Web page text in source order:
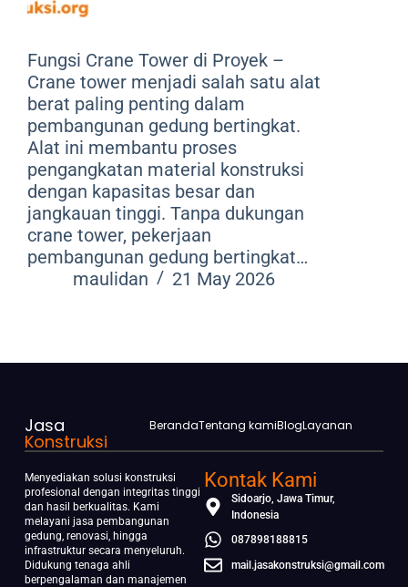
Fungsi Crane Tower di Proyek –
Crane tower menjadi salah satu alat
berat paling penting dalam
pembangunan gedung bertingkat.
Alat ini membantu proses
pengangkatan material konstruksi
dengan kapasitas besar dan
jangkauan tinggi. Tanpa dukungan
crane tower, pekerjaan
pembangunan gedung bertingkat…
maulidan
21 May 2026
Jasa
Konstruksi
BerandaTentang kamiBlogLayanan
Menyediakan solusi konstruksi
profesional dengan integritas tinggi
dan hasil berkualitas. Kami
melayani jasa pembangunan
gedung, renovasi, hingga
infrastruktur secara menyeluruh.
Didukung tenaga ahli
berpengalaman dan manajemen
Kontak Kami
Sidoarjo, Jawa Timur,
Indonesia
087898188815
mail.jasakonstruksi@gmail.com